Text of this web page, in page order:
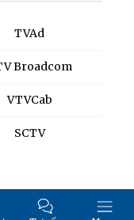
TVAd
Broadcom
VTVCab
SCTV